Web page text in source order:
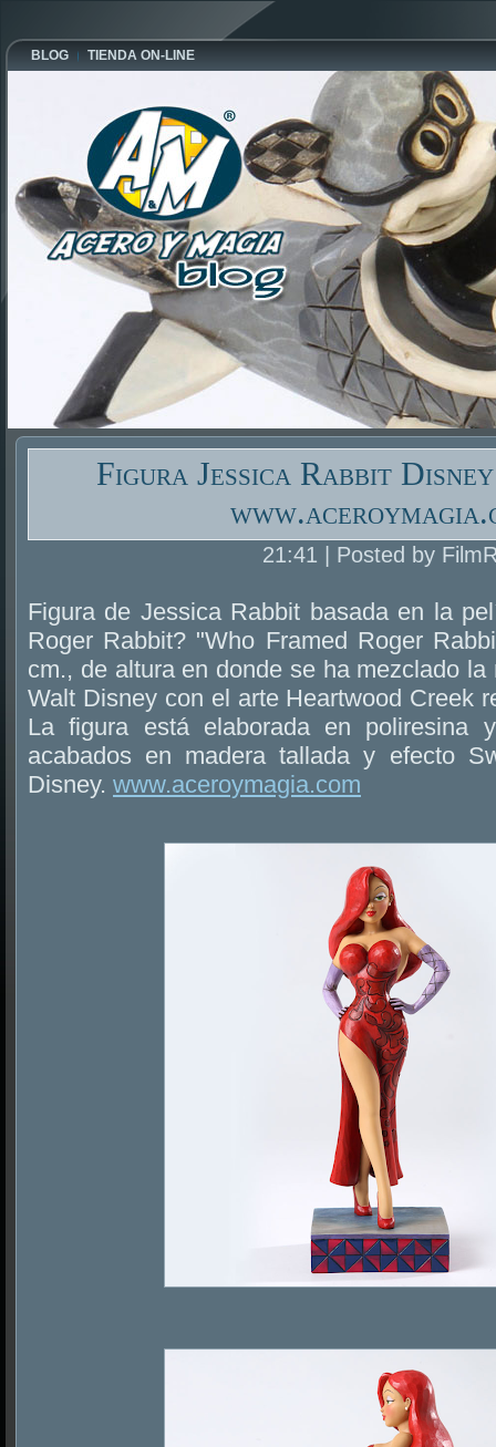
BLOG TIENDA ON-LINE
Figura Jessica Rabbit
21:41 | Posted by
Figura de Jessica Rabbit basada en la
Roger Rabbit? "Who Framed Roger
cm., de altura en donde se ha mezclado
Walt Disney con el arte Heartwood Creek
La figura está elaborada en poliresina
acabados en madera tallada y efecto
Disney. www.aceroymagia.com